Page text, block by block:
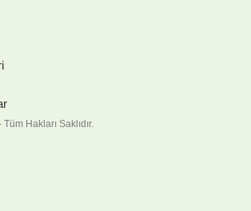
Hakları Saklıdır.